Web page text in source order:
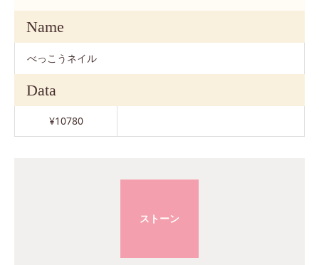
Name
べっこうネイル
Data
¥10780
ストーン